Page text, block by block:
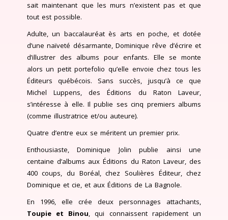
sait maintenant que les murs n’existent pas et que
tout est possible.
Adulte, un baccalauréat ès arts en poche, et dotée
d’une naïveté désarmante, Dominique rêve d’écrire et
d’illustrer des albums pour enfants. Elle se monte
alors un petit portefolio qu’elle envoie chez tous les
Éditeurs québécois. Sans succès, jusqu’à ce que
Michel Luppens, des Éditions du Raton Laveur,
s’intéresse à elle. Il publie ses cinq premiers albums
(comme illustratrice et/ou auteure).
Quatre d’entre eux se méritent un premier prix.
Enthousiaste, Dominique Jolin publie ainsi une
centaine d’albums aux Éditions du Raton Laveur, des
400 coups, du Boréal, chez Soulières Éditeur, chez
Dominique et cie, et aux Éditions de La Bagnole.
En 1996, elle crée deux personnages attachants,
Toupie et Binou, qui connaissent rapidement un